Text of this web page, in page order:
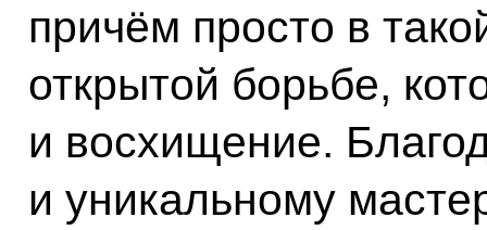
причём просто в
открытой борьбе,
и восхищение.
и уникальному